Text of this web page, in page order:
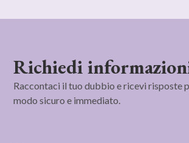
Richiedi
Raccontaci il tuo dubbio e ricevi risposte
modo sicuro e immediato.